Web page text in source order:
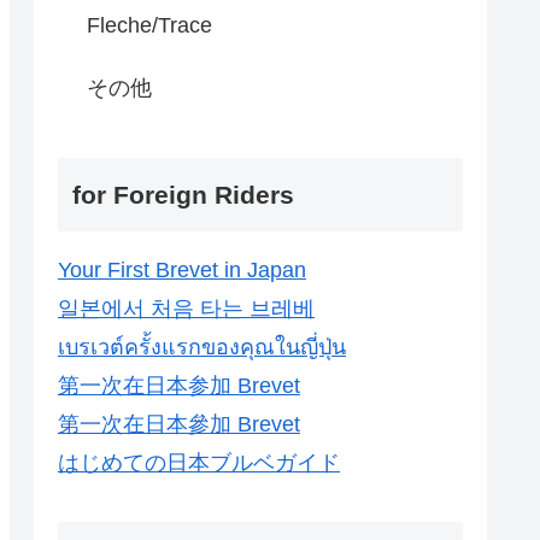
Fleche/Trace
その他
for Foreign Riders
Your First Brevet in Japan
일본에서 처음 타는 브레베
เบรเวต์ครั้งแรกของคุณในญี่ปุ่น
第一次在日本参加 Brevet
第一次在日本參加 Brevet
はじめての日本ブルベガイド